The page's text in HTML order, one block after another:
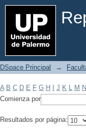
Filtrar por:
DSpace Principal →
A B C D E F G H J K L M N
Comienza por
Resultados por página: